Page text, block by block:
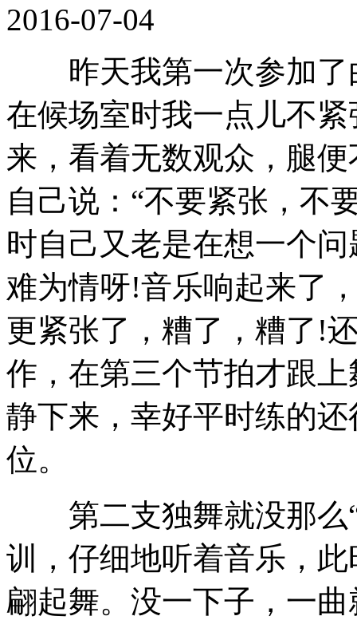
2016-07-04
昨天我第一次参加了
在候场室时我一点儿不
来，看着无数观众，腿
自己说：“不要紧张，不
时自己又老是在想一个
难为情呀!音乐响起来了
更紧张了，糟了，糟了!
作，在第三个节拍才跟
静下来，幸好平时练的
位。
第二支独舞就没那么“
训，仔细地听着音乐，
翩起舞。没一下子，一